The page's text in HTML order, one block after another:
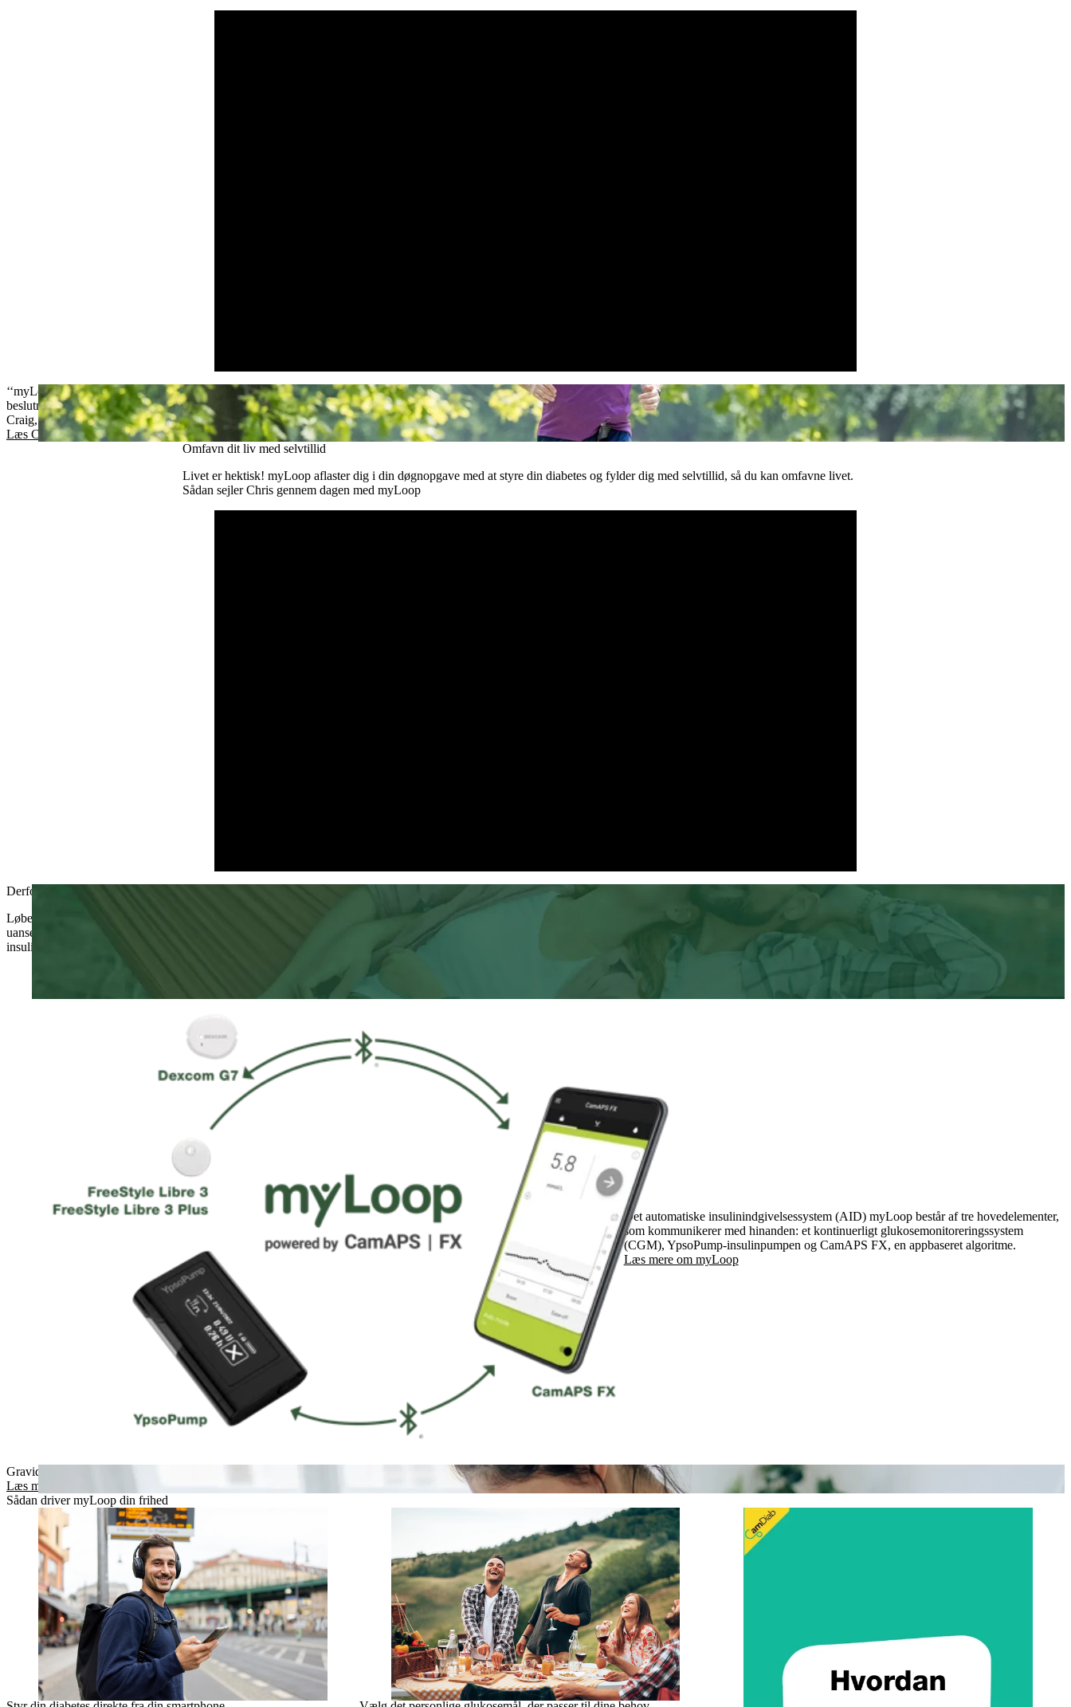
‘‘myLoop tager en kæmpestor del af det psykiske pres ved at tage tusindvis af diabetesrelaterede
beslutninger for mig hver eneste dag, uden at jeg hele tiden skal tænke over dem.’’
Craig, 31, da han fik diagnosen
Læs Craigs historie
Omfavn dit liv med selvtillid
Livet er hektisk! myLoop aflaster dig i din døgnopgave med at styre din diabetes og fylder dig med selvtillid, så du kan omfavne livet.
Sådan sejler Chris gennem dagen med myLoop
Derfor elsker voksne myLoop
Løbende insulinjusteringer ud fra glukosedata i realtid giver større fleksibilitet til at takle en udfordring,
uanset hvor og hvornår den kommer. Desuden er CamAPS FX den eneste algoritme til automatisk
insulinindgivelse (AID) med kendt klinisk virkning, som er godkendt til graviditet.
94.9%
tid i closed-loop
Det automatiske insulinindgivelsessystem (AID) myLoop består af tre hovedelementer,
som kommunikerer med hinanden: et kontinuerligt glukosemonitoreringssystem
(CGM), YpsoPump-insulinpumpen og CamAPS FX, en appbaseret algoritme.
Læs mere om myLoop
Graviditet og diabetes? Planlæg din fremtid med myLoop
Læs mere
Sådan driver myLoop din frihed